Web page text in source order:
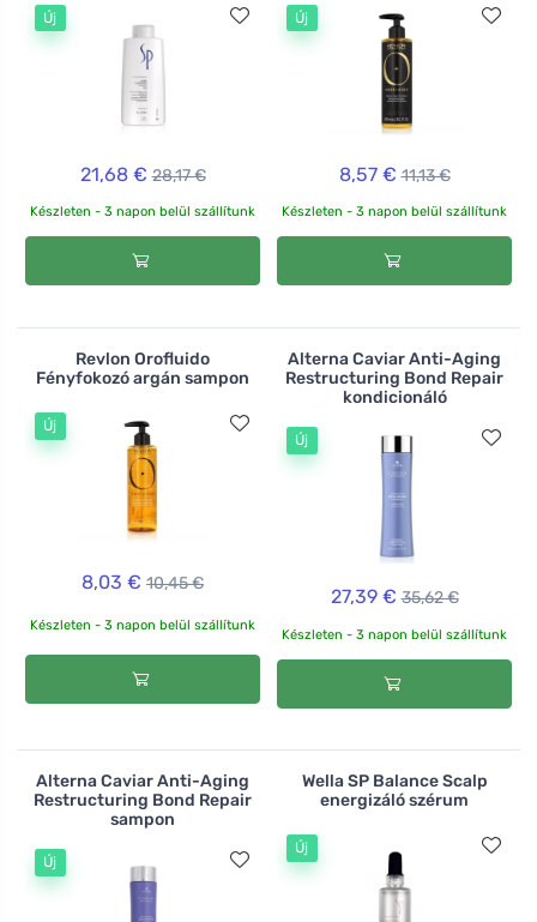
Új
21,68 € 28,17 €
Készleten - 3 napon belül szállítunk
Új
8,57 € 11,13 €
Készleten - 3 napon belül szállítunk
Revlon Orofluido
Fényfokozó argán sampon
Új
8,03 € 10,45 €
Készleten - 3 napon belül szállítunk
Alterna Caviar Anti-Aging
Restructuring Bond Repair
kondicionáló
Új
27,39 € 35,62 €
Készleten - 3 napon belül szállítunk
Alterna Caviar Anti-Aging
Restructuring Bond Repair
sampon
Új
Wella SP Balance Scalp
energizáló szérum
Új